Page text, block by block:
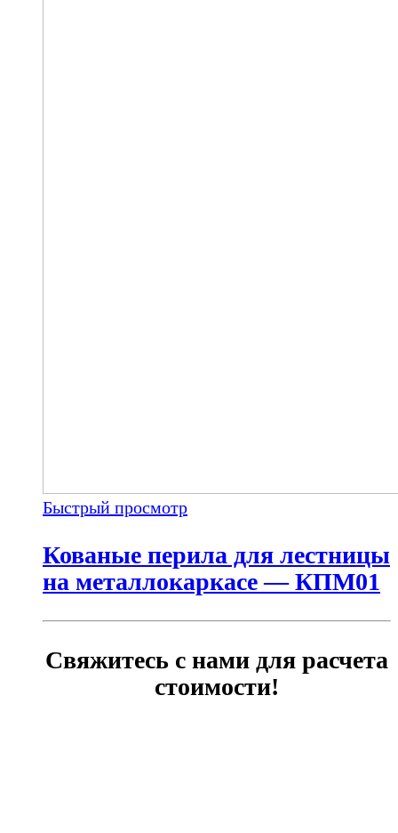
Быстрый просмотр
Кованые перила для лестницы
на металлокаркасе — КПМ01
Свяжитесь с нами для расчета
стоимости!